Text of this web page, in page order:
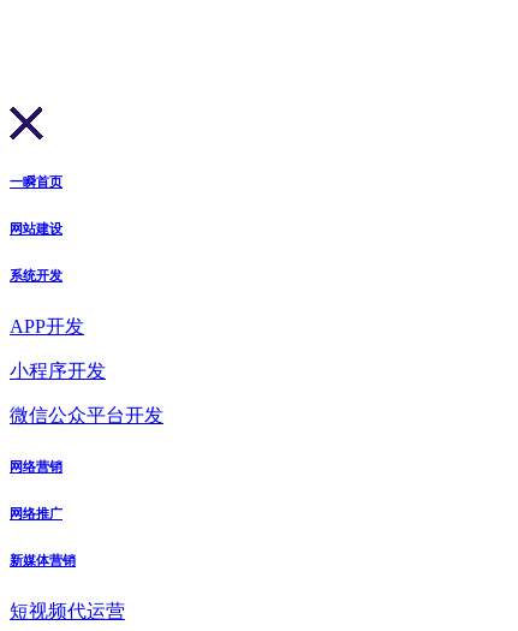
一瞬首页
网站建设
系统开发
APP开发
小程序开发
微信公众平台开发
网络营销
网络推广
新媒体营销
短视频代运营